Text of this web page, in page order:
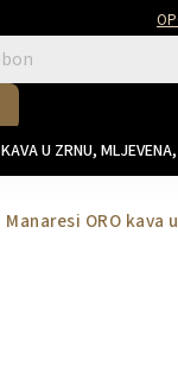
KAVA U ZRNU,
Manaresi ORO kava